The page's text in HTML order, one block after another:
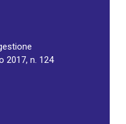
2017, n. 124